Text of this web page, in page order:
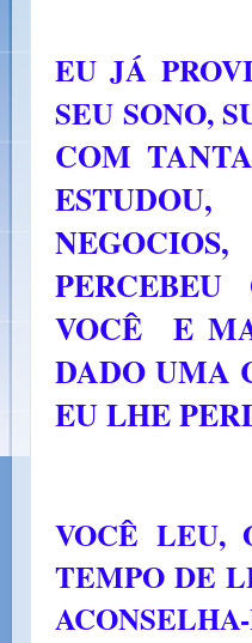
EU JÁ
SEU SONO,
COM
VOCÊ E
DADO UMA
EU LHE
VOCÊ LEU,
TEMPO DE